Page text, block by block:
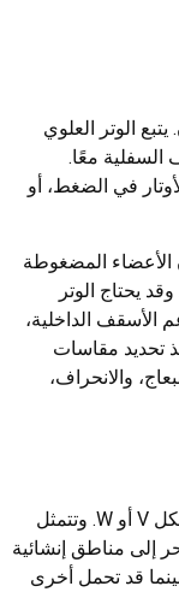
الوتر العلوي
السفلية معًا.
في الضغط، أو
الأعضاء المضغوطة
يحتاج الوتر
الأسقف الداخلية،
تحديد مقاسات
والانحراف،
تنشئ الأعضاء الشبكية النمط الداخلي على شكل V أو W. وتتمثل
إلى مناطق إنشائية
قد تحمل أخرى